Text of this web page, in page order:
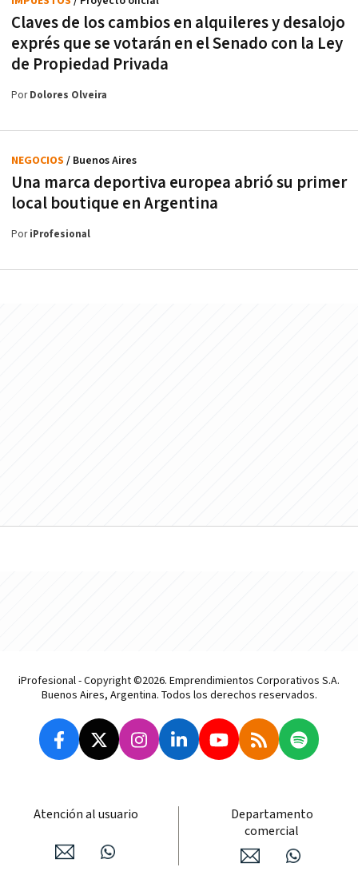
Claves de los cambios en alquileres y desalojo
exprés que se votarán en el Senado con la Ley
de Propiedad Privada
PorDolores Olveira
Una marca deportiva europea abrió su primer
local boutique en Argentina
NEGOCIOS / Buenos Aires
PoriProfesional
iProfesional - Copyright ©2026. Emprendimientos Corporativos S.A.
Buenos Aires, Argentina. Todos los derechos reservados.
Atención al usuario
Departamento
comercial